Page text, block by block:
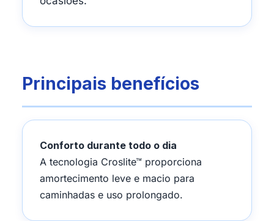
Principais benefícios
Conforto durante todo o dia
A tecnologia Croslite™ proporciona
amortecimento leve e macio para
caminhadas e uso prolongado.